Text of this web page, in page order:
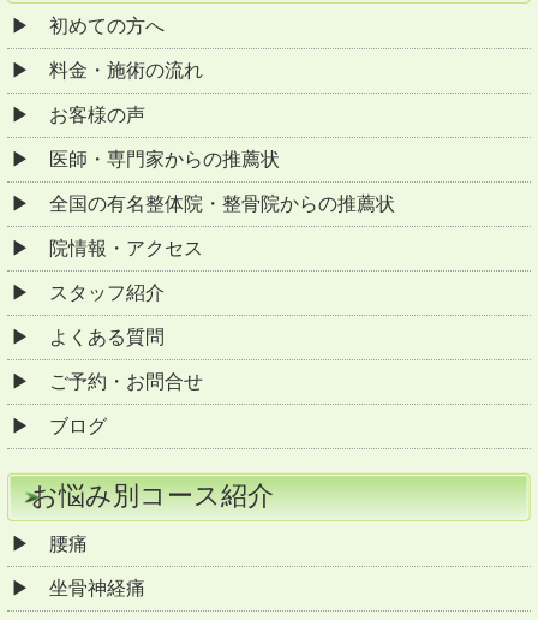
初めての方へ
料金・施術の流れ
お客様の声
医師・専門家からの推薦状
全国の有名整体院・整骨院からの推薦状
院情報・アクセス
スタッフ紹介
よくある質問
ご予約・お問合せ
ブログ
お悩み別コース紹介
腰痛
坐骨神経痛